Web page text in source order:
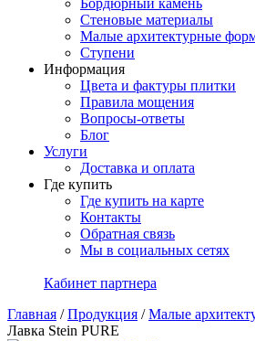
Бордюрный камень
Стеновые материалы
Малые архитектурные
Ступени
Информация
Цвета и фактуры плитки
Правила мощения
Вопросы-ответы
Блог
Услуги
Доставка и оплата
Где купить
Где купить на карте
Контакты
Обратная связь
Мы в социальных сетях
Кабинет партнера
Главная /Продукция /Малые
Лавка Stein PURE